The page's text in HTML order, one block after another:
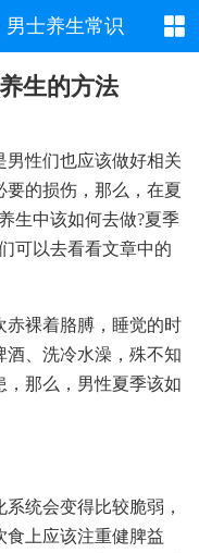
男士养生常识
生的方法
男性们也应该做好相关
要的损伤，那么，在夏
生中该如何去做?夏季
可以去看看文章中的
赤裸着胳膊，睡觉的时
、洗冷水澡，殊不知
那么，男性夏季该如
统会变得比较脆弱，
食上应该注重健脾益